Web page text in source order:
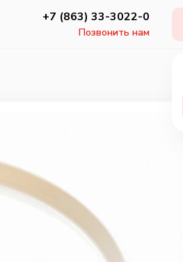
+7 (863) 33-3022-0
Позвонить нам